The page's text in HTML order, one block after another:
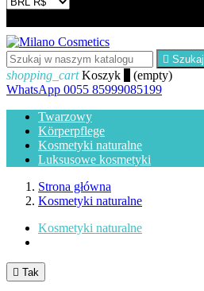
 Szukaj
shopping_cart Koszyk
(empty)
WhatsApp 0055 85999085199
Twarzowy
Körperpflege
Kosmetyki naturalne
Luksusowe kosmetyki
Strona główna
Kosmetyki naturalne
Kosmetyki naturalne
 Tak